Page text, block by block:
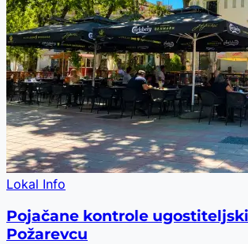
Lokal Info
Pojačane kontrole
Požarevcu